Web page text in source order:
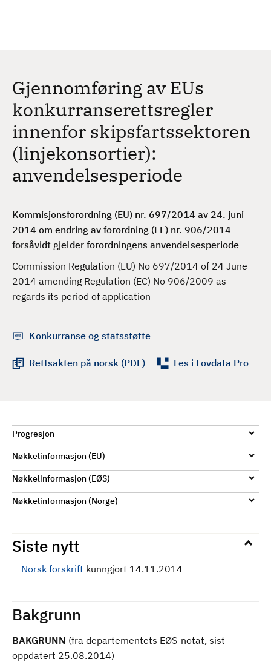
Gjennomføring av EUs
konkurranserettsregler
innenfor skipsfartssektoren
(linjekonsortier):
anvendelsesperiode
Kommisjonsforordning (EU) nr. 697/2014 av 24. juni
2014 om endring av forordning (EF) nr. 906/2014
forsåvidt gjelder forordningens anvendelsesperiode
Commission Regulation (EU) No 697/2014 of 24 June
2014 amending Regulation (EC) No 906/2009 as
regards its period of application
Konkurranse og statsstøtte
Rettsakten på norsk (PDF) Les i Lovdata Pro
Progresjon
Nøkkelinformasjon (EU)
Nøkkelinformasjon (EØS)
Nøkkelinformasjon (Norge)
Siste nytt
Norsk forskrift kunngjort 14.11.2014
Bakgrunn
BAKGRUNN (fra departementets EØS-notat, sist
oppdatert 25.08.2014)